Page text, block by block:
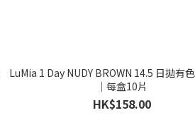
LuMia 1 Day NUDY BROWN 14.5 日拋有
｜每盒10片
HK$158.00